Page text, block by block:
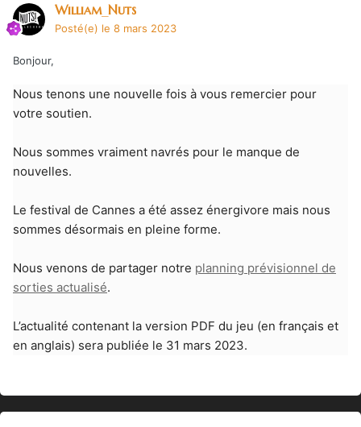
William_Nuts
Posté(e) le 8 mars 2023
Bonjour,
Nous tenons une nouvelle fois à vous remercier pour
votre soutien.
Nous sommes vraiment navrés pour le manque de
nouvelles.
Le festival de Cannes a été assez énergivore mais nous
sommes désormais en pleine forme.
Nous venons de partager notre planning prévisionnel de
sorties actualisé.
L’actualité contenant la version PDF du jeu (en français et
en anglais) sera publiée le 31 mars 2023.